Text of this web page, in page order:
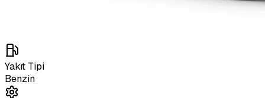
Yakıt Tipi
Benzin